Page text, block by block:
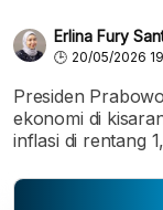
Erlina Fury
20/05/2026
Presiden
ekonomi di
inflasi di rentang